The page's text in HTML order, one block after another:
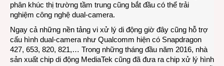
phân khúc thị trường tầm trung cũng bắt đầu có thể trải
nghiệm công nghệ dual-camera.
Ngay cả những nền tảng vi xử lý di động giờ đây cũng hỗ trợ
cấu hình dual-camera như Qualcomm hiện có Snapdragon
427, 653, 820, 821,… Trong những tháng đầu năm 2016, nhà
sản xuất chip di động MediaTek cũng đã đưa ra chip xử lý hình